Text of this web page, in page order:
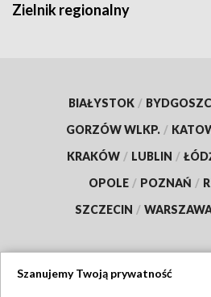
Zielnik regionalny
BIAŁYSTOK /
GORZÓW WLKP. /
KRAKÓW / LUBLIN /
OPOLE / POZNAŃ /
SZCZECIN /
Szanujemy Twoją prywatność